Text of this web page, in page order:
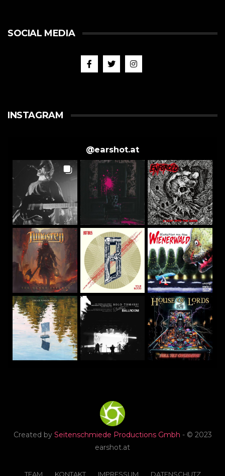
SOCIAL MEDIA
INSTAGRAM
@earshot.at
Created by Seitenschmiede Productions Gmbh - © 2023
earshot.at
TEAM KONTAKT IMPRESSUM DATENSCHUTZ